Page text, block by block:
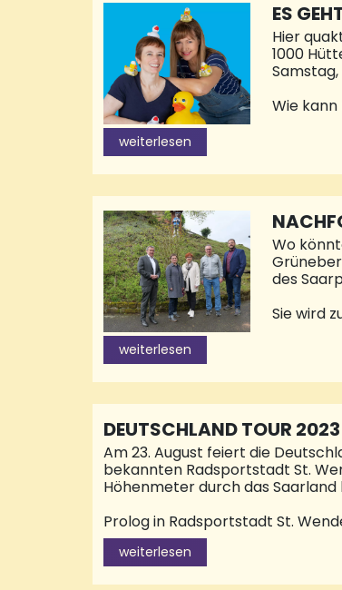
ES
Hier
1000
Samstag,
Wie
Brille,
vor Ort
auch
weiterlesen
Wo
des
Sie wird
bietet
Heimat-
einem
Kreises
weiterlesen
DEUTSCHLAND TOUR
Am 23. August feiert die
bekannten Radsportstadt St.
Höhenmeter durch das Saarland
Prolog in Radsportstadt St.
und hochkarätige
der Deutschland Tour 2023
120 Profis gleich zum Auftakt
weiterlesen